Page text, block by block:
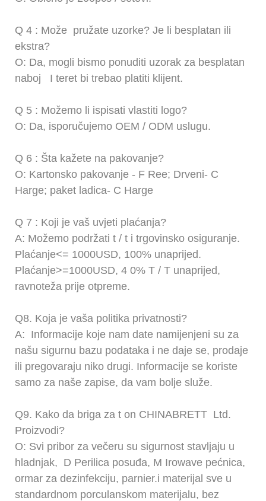
Q 4 : Može pružate uzorke? Je li besplatan ili
ekstra?
O: Da, mogli bismo ponuditi uzorak za besplatan
naboj
I teret bi trebao platiti klijent.
Q 5 : Možemo li ispisati vlastiti logo?
O: Da, isporučujemo OEM / ODM uslugu.
Q 6 : Šta kažete na pakovanje?
O: Kartonsko pakovanje - F Ree; Drveni- C
Harge; paket ladica- C Harge
Q 7 : Koji je vaš uvjeti plaćanja?
A: Možemo podržati t / t i trgovinsko osiguranje.
Plaćanje<= 1000USD, 100% unaprijed.
Plaćanje>=1000USD, 4 0% T / T unaprijed,
ravnoteža prije otpreme.
Q8. Koja je vaša politika privatnosti?
A: Informacije koje nam date namijenjeni su za
našu sigurnu bazu podataka i ne daje se, prodaje
ili pregovaraju niko drugi. Informacije se koriste
samo za naše zapise, da vam bolje služe.
Q9. Kako da briga za t on CHINABRETT Ltd.
Proizvodi?
O: Svi pribor za večeru su sigurnost stavljaju u
hladnjak, D Perilica posuđa, M Irowave pećnica,
ormar za dezinfekciju, parnier.i materijal sve u
standardnom porculanskom materijalu, bez